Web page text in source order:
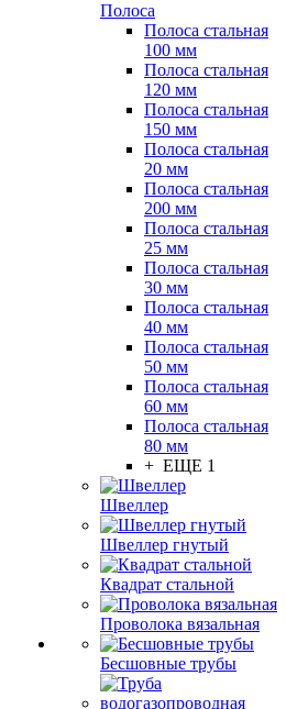
Полоса
Полоса стальная
100 мм
Полоса стальная
120 мм
Полоса стальная
150 мм
Полоса стальная
20 мм
Полоса стальная
200 мм
Полоса стальная
25 мм
Полоса стальная
30 мм
Полоса стальная
40 мм
Полоса стальная
50 мм
Полоса стальная
60 мм
Полоса стальная
80 мм
+ ЕЩЕ 1
Швеллер
Швеллер гнутый
Квадрат стальной
Проволока вязальная
Бесшовные трубы